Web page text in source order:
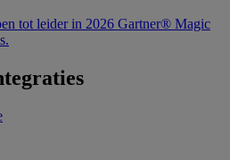
tot leider in 2026 Gartner® Magic